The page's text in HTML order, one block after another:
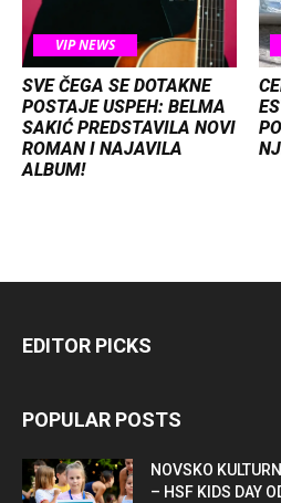
VIP NEWS
SVE ČEGA SE DOTAKNE
POSTAJE USPEH: BELMA
SAKIĆ PREDSTAVILA NOVI
ROMAN I NAJAVILA
ALBUM!
EDITOR PICKS
POPULAR POSTS
NOVSKO
– HSF KIDS DAY